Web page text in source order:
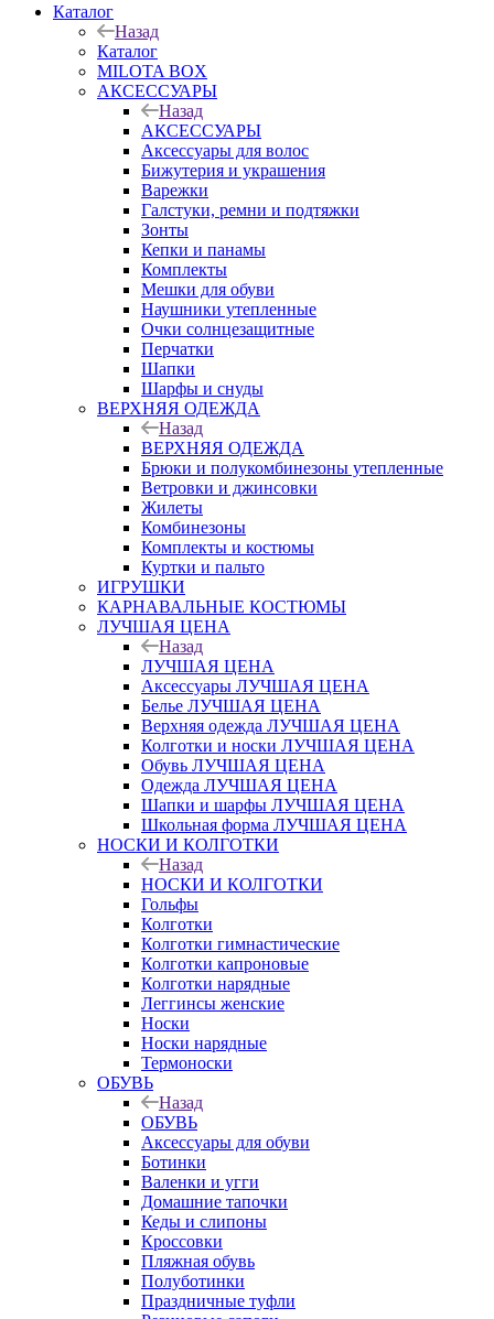
Каталог
Назад
Каталог
MILOTA BOX
АКСЕССУАРЫ
Назад
АКСЕССУАРЫ
Аксессуары для волос
Бижутерия и украшения
Варежки
Галстуки, ремни и подтяжки
Зонты
Кепки и панамы
Комплекты
Мешки для обуви
Наушники утепленные
Очки солнцезащитные
Перчатки
Шапки
Шарфы и снуды
ВЕРХНЯЯ ОДЕЖДА
Назад
ВЕРХНЯЯ ОДЕЖДА
Брюки и полукомбинезоны утепленные
Ветровки и джинсовки
Жилеты
Комбинезоны
Комплекты и костюмы
Куртки и пальто
ИГРУШКИ
КАРНАВАЛЬНЫЕ КОСТЮМЫ
ЛУЧШАЯ ЦЕНА
Назад
ЛУЧШАЯ ЦЕНА
Аксессуары ЛУЧШАЯ ЦЕНА
Белье ЛУЧШАЯ ЦЕНА
Верхняя одежда ЛУЧШАЯ ЦЕНА
Колготки и носки ЛУЧШАЯ ЦЕНА
Обувь ЛУЧШАЯ ЦЕНА
Одежда ЛУЧШАЯ ЦЕНА
Шапки и шарфы ЛУЧШАЯ ЦЕНА
Школьная форма ЛУЧШАЯ ЦЕНА
НОСКИ И КОЛГОТКИ
Назад
НОСКИ И КОЛГОТКИ
Гольфы
Колготки
Колготки гимнастические
Колготки капроновые
Колготки нарядные
Леггинсы женские
Носки
Носки нарядные
Термоноски
ОБУВЬ
Назад
ОБУВЬ
Аксессуары для обуви
Ботинки
Валенки и угги
Домашние тапочки
Кеды и слипоны
Кроссовки
Пляжная обувь
Полуботинки
Праздничные туфли